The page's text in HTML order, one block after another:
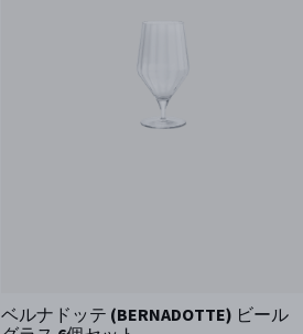
ベルナドッテ (BERNADOTTE) ビール